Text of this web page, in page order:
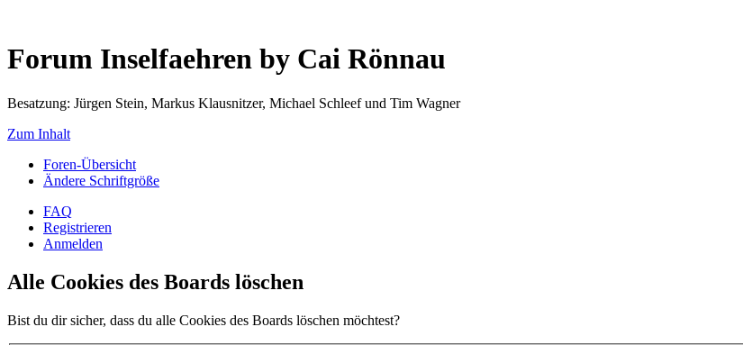
Forum Inselfaehren by Cai Rönnau
Besatzung: Jürgen Stein, Markus Klausnitzer, Michael Schleef und Tim Wagner
Zum Inhalt
Foren-Übersicht
Ändere Schriftgröße
FAQ
Registrieren
Anmelden
Alle Cookies des Boards löschen
Bist du dir sicher, dass du alle Cookies des Boards löschen möchtest?